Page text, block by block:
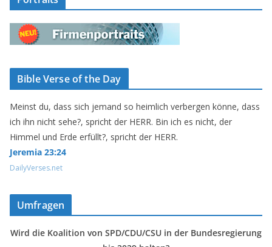
Bible Verse of the Day
Meinst du, dass sich jemand so heimlich verbergen könne, dass
ich ihn nicht sehe?, spricht der HERR. Bin ich es nicht, der
Himmel und Erde erfüllt?, spricht der HERR.
Jeremia 23:24
DailyVerses.net
Umfragen
Wird die Koalition von SPD/CDU/CSU in der Bundesregierung